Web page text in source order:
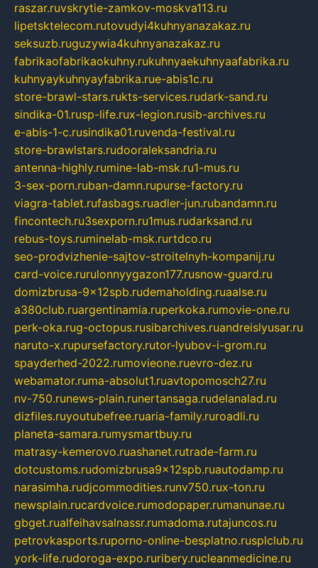
raszar.ruvskrytie-zamkov-moskva113.ru
lipetsktelecom.rutovudyi4kuhnyanazakaz.ru
seksuzb.ruguzywia4kuhnyanazakaz.ru
fabrikaofabrikaokuhny.rukuhnyaekuhnyaafabrika.ru
kuhnyaykuhnyayfabrika.rue-abis1c.ru
store-brawl-stars.rukts-services.rudark-sand.ru
sindika-01.rusp-life.rux-legion.rusib-archives.ru
e-abis-1-c.rusindika01.ruvenda-festival.ru
store-brawlstars.rudooraleksandria.ru
antenna-highly.rumine-lab-msk.ru1-mus.ru
3-sex-porn.ruban-damn.rupurse-factory.ru
viagra-tablet.rufasbags.ruadler-jun.rubandamn.ru
fincontech.ru3sexporn.ru1mus.rudarksand.ru
rebus-toys.ruminelab-msk.rurtdco.ru
seo-prodvizhenie-sajtov-stroitelnyh-kompanij.ru
card-voice.rurulonnyygazon177.rusnow-guard.ru
domizbrusa-9x12spb.rudemaholding.ruaalse.ru
a380club.ruargentinamia.ruperkoka.rumovie-one.ru
perk-oka.rug-octopus.rusibarchives.ruandreislyusar.ru
naruto-x.rupursefactory.rutor-lyubov-i-grom.ru
spayderhed-2022.rumovieone.ruevro-dez.ru
webamator.ruma-absolut1.ruavtopomosch27.ru
nv-750.runews-plain.runertansaga.rudelanalad.ru
dizfiles.ruyoutubefree.ruaria-family.ruroadli.ru
planeta-samara.rumysmartbuy.ru
matrasy-kemerovo.ruashanet.rutrade-farm.ru
dotcustoms.rudomizbrusa9x12spb.ruautodamp.ru
narasimha.rudjcommodities.runv750.rux-ton.ru
newsplain.rucardvoice.rumodopaper.rumanunae.ru
gbget.rualfeihavsalnassr.rumadoma.rutajuncos.ru
petrovkasports.ruporno-online-besplatno.rusplclub.ru
york-life.rudoroga-expo.ruribery.rucleanmedicine.ru